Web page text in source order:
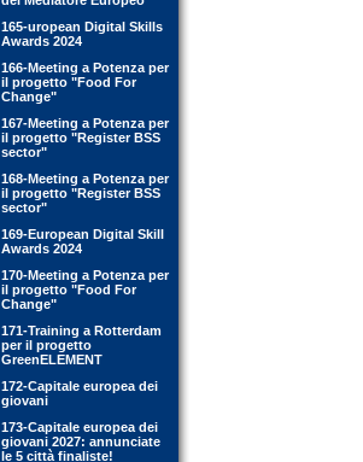
165-uropean Digital Skills
Awards 2024
166-Meeting a Potenza per
il progetto "Food For
Change"
167-Meeting a Potenza per
il progetto "Register BSS
sector"
168-Meeting a Potenza per
il progetto "Register BSS
sector"
169-European Digital Skill
Awards 2024
170-Meeting a Potenza per
il progetto "Food For
Change"
171-Training a Rotterdam
per il progetto
GreenELEMENT
172-Capitale europea dei
giovani
173-Capitale europea dei
giovani 2027: annunciate
le 5 città finaliste!